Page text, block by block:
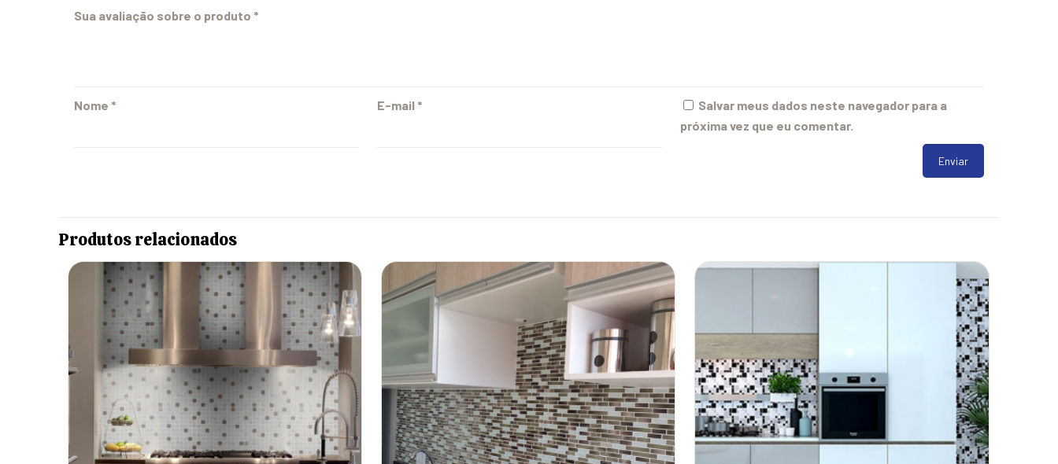
Sua avaliação sobre o produto *
Nome * E-mail *
Salvar meus dados neste navegador para a
próxima vez que eu comentar.
Produtos relacionados